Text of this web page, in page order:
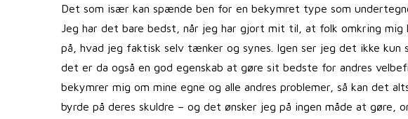
Det som især kan spænde ben for en bekymret type som
Jeg har det bare bedst, når jeg har gjort mit til, at folk omkring
på, hvad jeg faktisk selv tænker og synes. Igen ser jeg det ikke
det er da også en god egenskab at gøre sit bedste for andres
bekymrer mig om mine egne og alle andres problemer, så kan det
byrde på deres skuldre – og det ønsker jeg på ingen måde at gøre,